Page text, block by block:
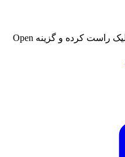
روی آیکون نرم افزار در دسکتاپ کلیک راست کرده و گزینه Open